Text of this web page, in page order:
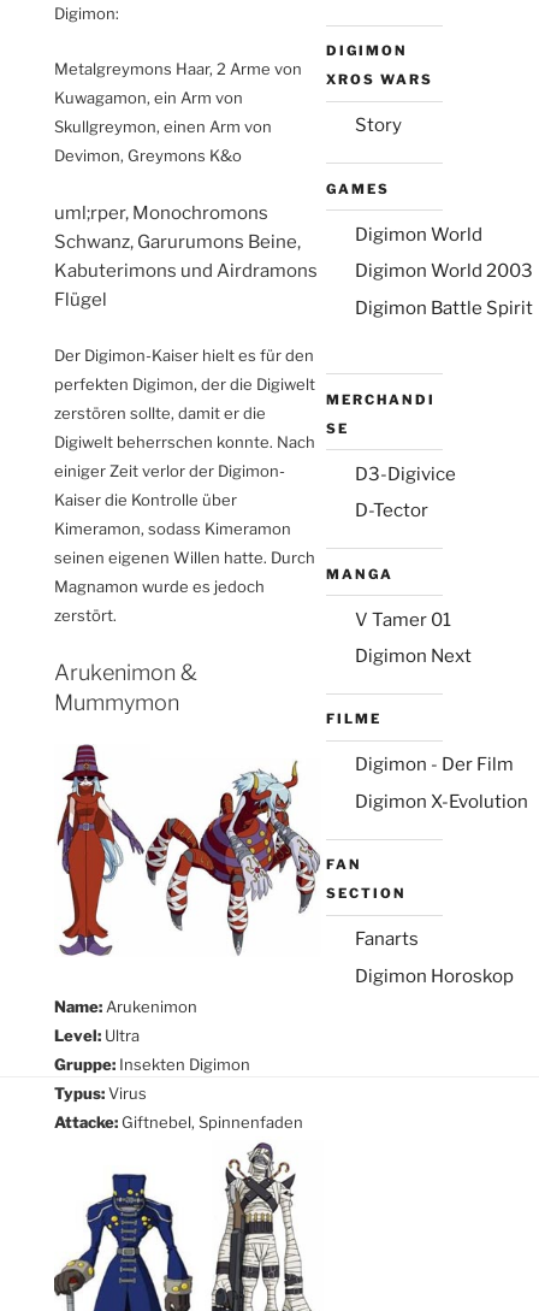
Digimon:
Metalgreymons Haar, 2 Arme von
Kuwagamon, ein Arm von
Skullgreymon, einen Arm von
Devimon, Greymons K&o
osteopathe-nyon-cabinet-
monney
uml;rper, Monochromons
Schwanz, Garurumons Beine,
Kabuterimons und Airdramons
Flügel
Der Digimon-Kaiser hielt es für den
perfekten Digimon, der die Digiwelt
zerstören sollte, damit er die
Digiwelt beherrschen konnte. Nach
einiger Zeit verlor der Digimon-
Kaiser die Kontrolle über
Kimeramon, sodass Kimeramon
seinen eigenen Willen hatte. Durch
Magnamon wurde es jedoch
zerstört.
Arukenimon &
Mummymon
Name:Arukenimon
Level:Ultra
Gruppe:Insekten Digimon
Typus:Virus
Attacke:Giftnebel, Spinnenfaden
DIGIMON
XROS WARS
Story
GAMES
Digimon World
Digimon World 2003
Digimon Battle Spirit
MERCHANDI
SE
D3-Digivice
D-Tector
MANGA
V Tamer 01
Digimon Next
FILME
Digimon - Der Film
Digimon X-Evolution
FAN
SECTION
Fanarts
Digimon Horoskop